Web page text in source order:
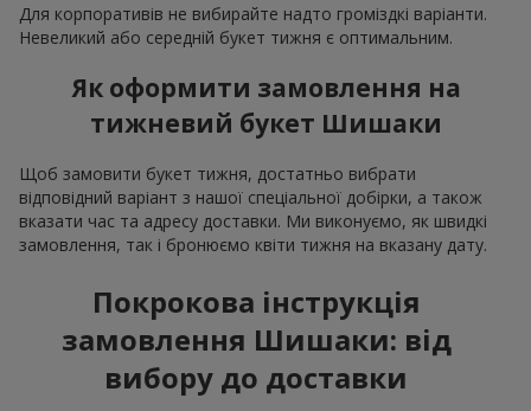
Для корпоративів не вибирайте надто громіздкі варіанти.
Невеликий або середній букет тижня є оптимальним.
Як оформити замовлення на
тижневий букет Шишаки
Щоб замовити букет тижня, достатньо вибрати
відповідний варіант з нашої спеціальної добірки, а також
вказати час та адресу доставки. Ми виконуємо, як швидкі
замовлення, так і бронюємо квіти тижня на вказану дату.
Покрокова інструкція
замовлення Шишаки: від
вибору до доставки